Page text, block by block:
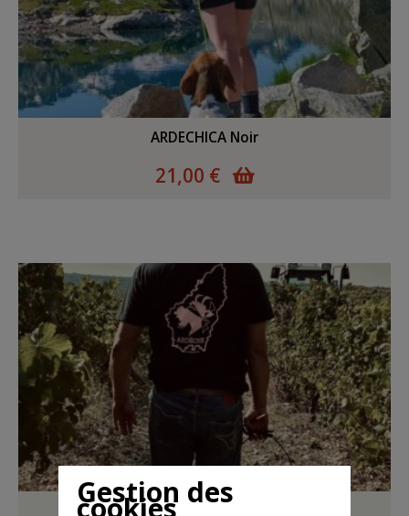
ARDECHICA Noir
21,00 €
Ardechica Noir/Rose
Gestion des
cookies